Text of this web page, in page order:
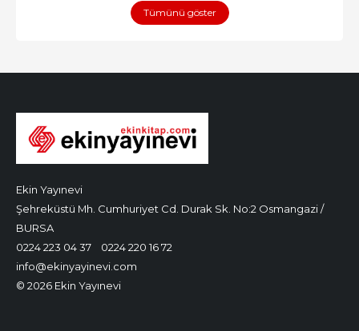
Tümünü göster
Ekin Yayınevi
Şehreküstü Mh. Cumhuriyet Cd. Durak Sk. No:2 Osmangazi /
BURSA
0224 223 04 37
0224 220 16 72
info@ekinyayinevi.com
© 2026 Ekin Yayınevi